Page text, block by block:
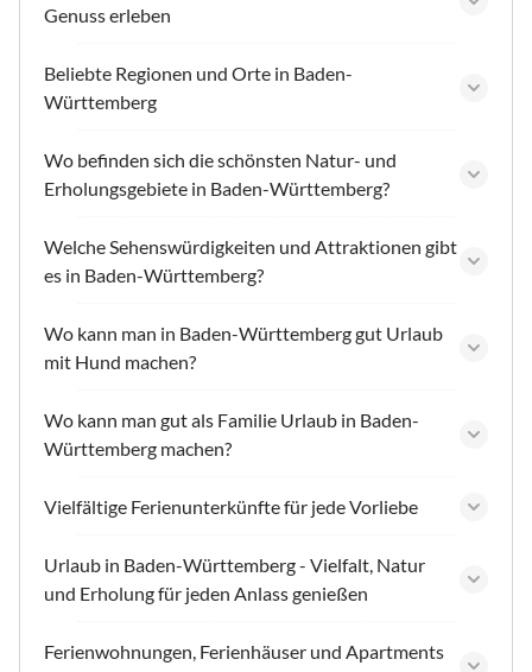
Genuss erleben
Beliebte Regionen und Orte in Baden-
Württemberg
Wo befinden sich die schönsten Natur- und
Erholungsgebiete in Baden-Württemberg?
Welche Sehenswürdigkeiten und Attraktionen gibt
es in Baden-Württemberg?
Wo kann man in Baden-Württemberg gut Urlaub
mit Hund machen?
Wo kann man gut als Familie Urlaub in Baden-
Württemberg machen?
Vielfältige Ferienunterkünfte für jede Vorliebe
Urlaub in Baden-Württemberg - Vielfalt, Natur
und Erholung für jeden Anlass genießen
Ferienwohnungen, Ferienhäuser und Apartments